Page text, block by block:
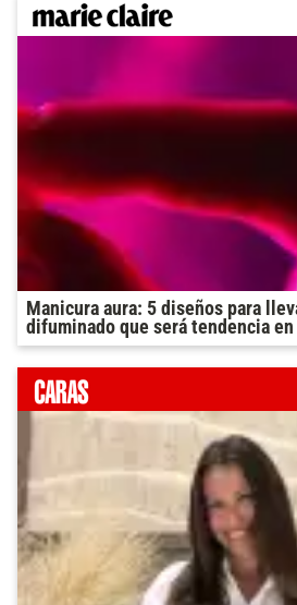
Manicura aura: 5 diseños para
difuminado que será tendencia